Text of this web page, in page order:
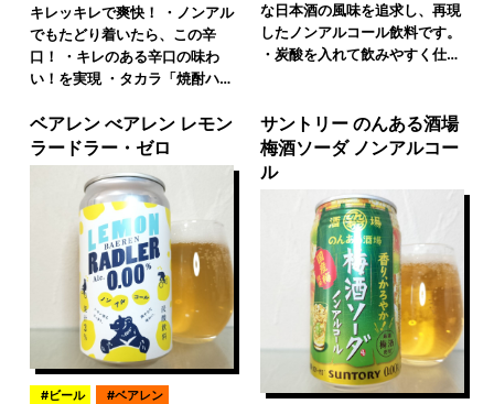
キレッキレで爽快！ ・ノンアル
でもたどり着いたら、この辛
口！ ・キレのある辛口の味わ
い！を実現 ・タカラ「焼酎ハ…
な日本酒の風味を追求し、再現
したノンアルコール飲料です。
・炭酸を入れて飲みやすく仕…
ベアレン べアレン レモン
ラードラー・ゼロ
ビール ベアレン
サントリー のんある酒場
梅酒ソーダ ノンアルコー
ル